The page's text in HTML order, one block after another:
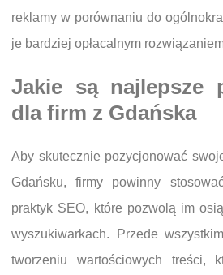
reklamy w porównaniu do
je bardziej opłacalnym
Jakie są najlepsze
dla firm z Gdańska
Aby skutecznie pozycjonować
Gdańsku, firmy powinny
praktyk SEO, które pozwolą im
wyszukiwarkach. Przede
tworzeniu wartościowych treści,